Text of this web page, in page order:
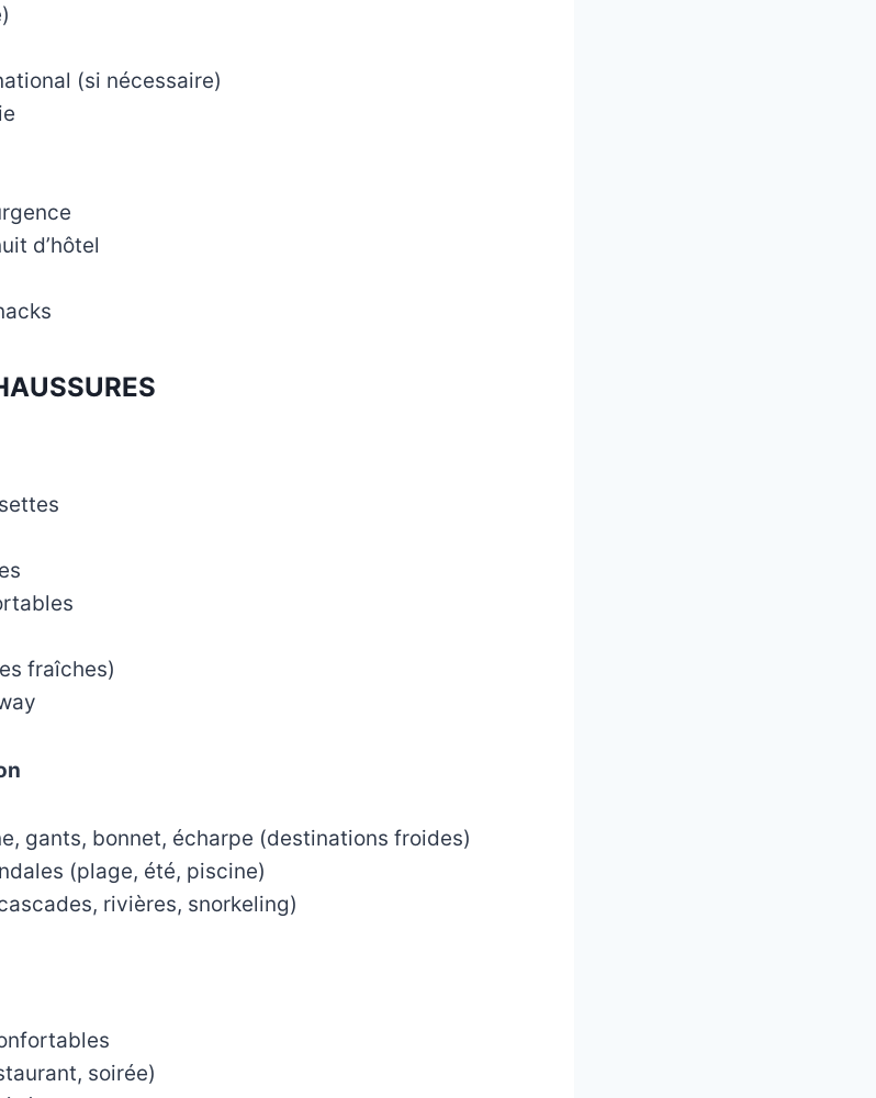
(si nécessaire)
d’hôtel
fraîches)
gants, bonnet, écharpe (destinations froides)
(plage, été, piscine)
rivières, snorkeling)
soirée)